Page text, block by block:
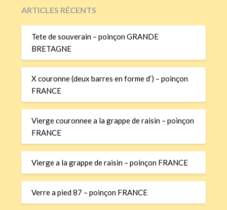
ARTICLES RÉCENTS
Tete de souverain – poinçon GRANDE
BRETAGNE
X couronne (deux barres en forme d’) – poinçon
FRANCE
Vierge couronnee a la grappe de raisin – poinçon
FRANCE
Vierge a la grappe de raisin – poinçon FRANCE
Verre a pied 87 – poinçon FRANCE